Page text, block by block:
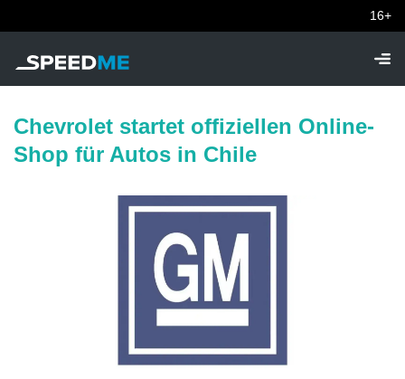
16+
Chevrolet startet offiziellen Online-
Shop für Autos in Chile